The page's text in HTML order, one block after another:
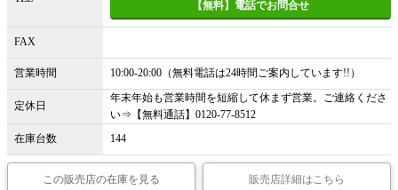
【無料】電話でお問合せ
FAX
営業時間 10:00-20:00（無料電話は24時間ご案内しています!!）
定休日
年末年始も営業時間を短縮して休まず営業。ご連絡くださ
い⇒【無料通話】0120-77-8512
在庫台数
144
この販売店の在庫を見る 販売店詳細はこちら